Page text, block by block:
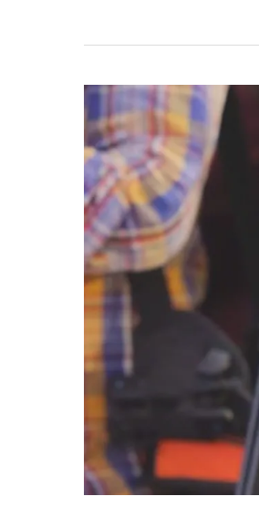
ভর্তি
ম্যাগাজিন,
প্রশ্নের
মুখে
নিরাপত্তা
ও
গণমাধ্যমের
ভূমিকা
(ভিডিও
সহ)